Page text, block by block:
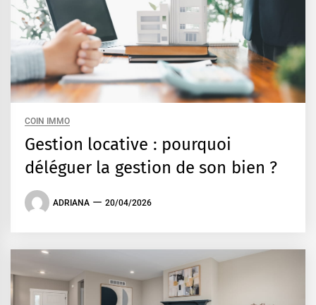
COIN IMMO
Gestion locative : pourquoi
déléguer la gestion de son bien ?
ADRIANA 20/04/2026